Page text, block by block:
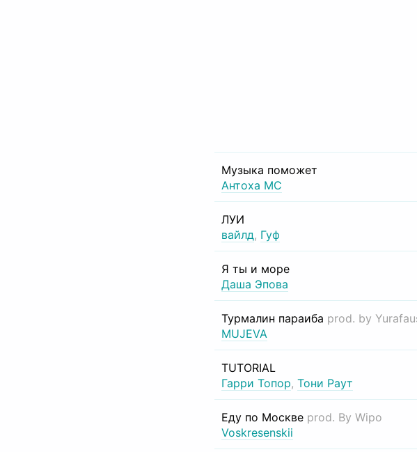
Музыка поможет
Антоха МС
ЛУИ
вайлд, Гуф
Я ты и море
Даша Эпова
Турмалин параиба prod. by
MUJEVA
TUTORIAL
Гарри Топор, Тони Раут
Еду по Москве prod. By Wipo
Voskresenskii